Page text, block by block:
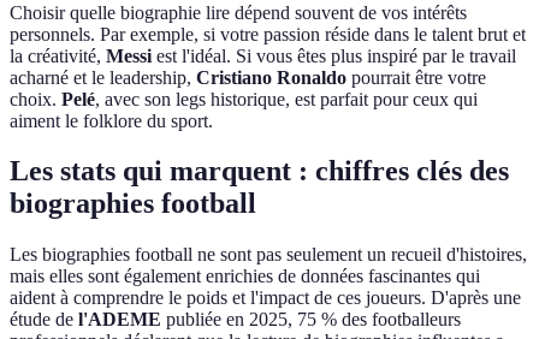
Choisir quelle biographie lire dépend souvent de vos intérêts
personnels. Par exemple, si votre passion réside dans le talent brut et
la créativité, Messi est l'idéal. Si vous êtes plus inspiré par le travail
acharné et le leadership, Cristiano Ronaldo pourrait être votre
choix. Pelé, avec son legs historique, est parfait pour ceux qui
aiment le folklore du sport.
Les stats qui marquent : chiffres clés des
biographies football
Les biographies football ne sont pas seulement un recueil d'histoires,
mais elles sont également enrichies de données fascinantes qui
aident à comprendre le poids et l'impact de ces joueurs. D'après une
étude de l'ADEME publiée en 2025, 75 % des footballeurs